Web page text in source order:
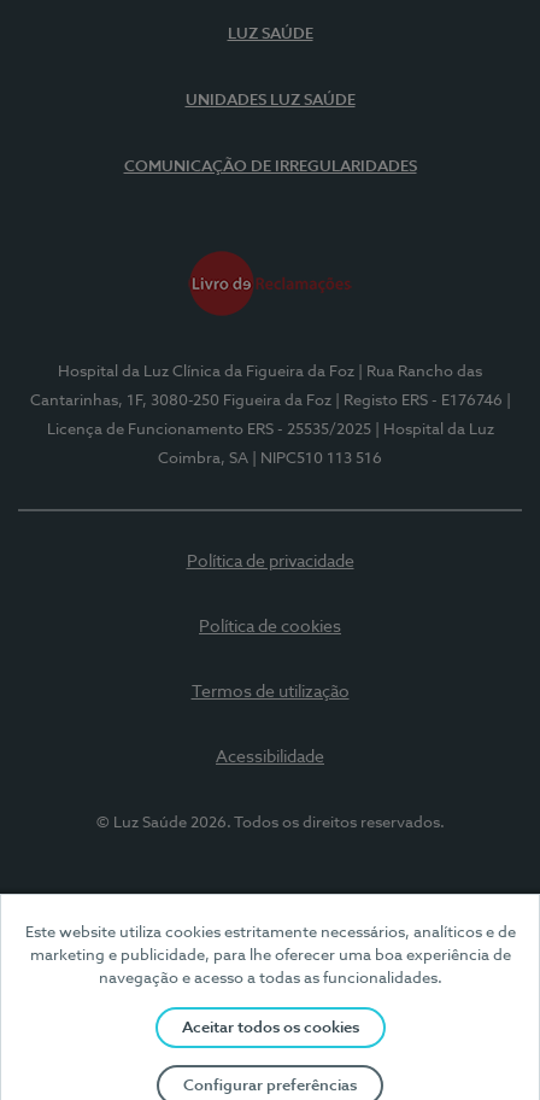
Este website utiliza cookies estritamente necessários, analíticos e de
marketing e publicidade, para lhe oferecer uma boa experiência de
navegação e acesso a todas as funcionalidades.
Aceitar todos os cookies
Configurar preferências
LUZ SAÚDE
UNIDADES LUZ SAÚDE
COMUNICAÇÃO DE IRREGULARIDADES
Hospital da Luz Clínica da Figueira da Foz
| Rua Rancho das
Cantarinhas, 1F, 3080-250 Figueira da Foz
| Registo ERS - E176746
Licença de Funcionamento ERS - 25535/2025
| Hospital da Luz
Coimbra, SA
| NIPC510 113 516
Política de privacidade
Política de cookies
Termos de utilização
Acessibilidade
© Luz Saúde 2026. Todos os direitos reservados.